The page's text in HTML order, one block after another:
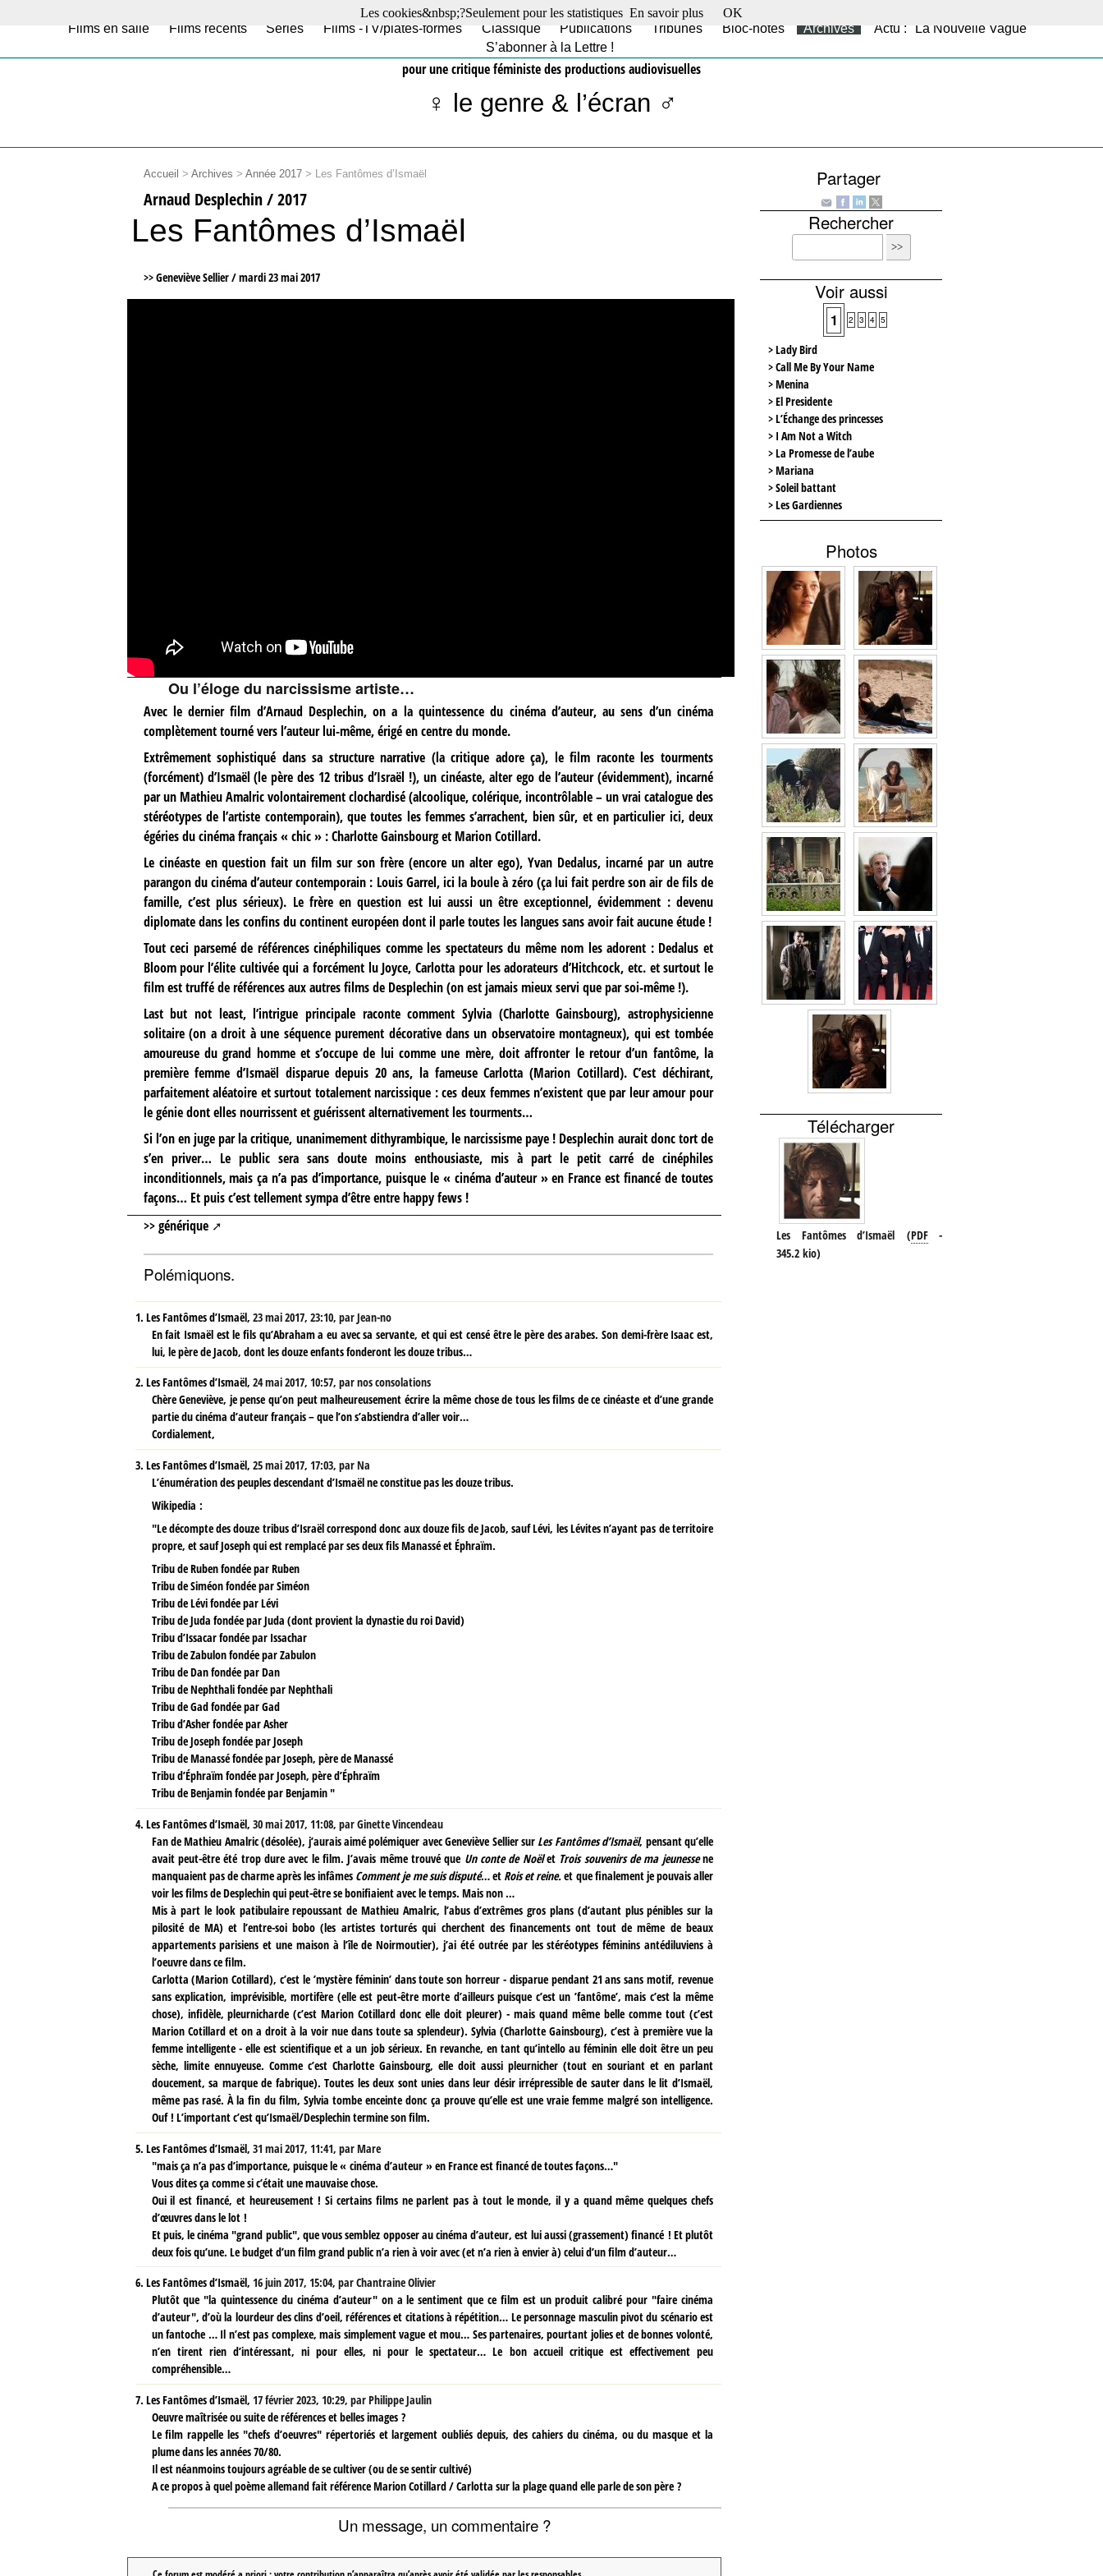
Films en salle Films récents Séries Films -TV/plates-formes Classique Publications Tribunes Bloc-notes Archives
Actu : "La Nouvelle Vague"
S’abonner à la Lettre !
pour une critique féministe des productions audiovisuelles
♀ le genre & l’écran ♂
Accueil > Archives > Année 2017> Les Fantômes d’Ismaël
Arnaud Desplechin / 2017
Les Fantômes d’Ismaël
>> Geneviève Sellier /mardi 23 mai 2017
Ou l’éloge du narcissisme artiste…
Avec le dernier film d’Arnaud Desplechin, on a la quintessence du cinéma d’auteur, au sens d’un cinéma
complètement tourné vers l’auteur lui-même, érigé en centre du monde.
Extrêmement sophistiqué dans sa structure narrative (la critique adore ça), le film raconte les tourments
(forcément) d’Ismaël (le père des 12 tribus d’Israël !), un cinéaste, alter ego de l’auteur (évidemment), incarné
par un Mathieu Amalric volontairement clochardisé (alcoolique, colérique, incontrôlable – un vrai catalogue des
stéréotypes de l’artiste contemporain), que toutes les femmes s’arrachent, bien sûr, et en particulier ici, deux
égéries du cinéma français « chic » : Charlotte Gainsbourg et Marion Cotillard.
Le cinéaste en question fait un film sur son frère (encore un alter ego), Yvan Dedalus, incarné par un autre
parangon du cinéma d’auteur contemporain : Louis Garrel, ici la boule à zéro (ça lui fait perdre son air de fils de
famille, c’est plus sérieux). Le frère en question est lui aussi un être exceptionnel, évidemment : devenu
diplomate dans les confins du continent européen dont il parle toutes les langues sans avoir fait aucune étude !
Tout ceci parsemé de références cinéphiliques comme les spectateurs du même nom les adorent : Dedalus et
Bloom pour l’élite cultivée qui a forcément lu Joyce, Carlotta pour les adorateurs d’Hitchcock, etc. et surtout le
film est truffé de références aux autres films de Desplechin (on est jamais mieux servi que par soi-même !).
Last but not least, l’intrigue principale raconte comment Sylvia (Charlotte Gainsbourg), astrophysicienne
solitaire (on a droit à une séquence purement décorative dans un observatoire montagneux), qui est tombée
amoureuse du grand homme et s’occupe de lui comme une mère, doit affronter le retour d’un fantôme, la
première femme d’Ismaël disparue depuis 20 ans, la fameuse Carlotta (Marion Cotillard). C’est déchirant,
parfaitement aléatoire et surtout totalement narcissique : ces deux femmes n’existent que par leur amour pour
le génie dont elles nourrissent et guérissent alternativement les tourments…
Si l’on en juge par la critique, unanimement dithyrambique, le narcissisme paye ! Desplechin aurait donc tort de
s’en priver… Le public sera sans doute moins enthousiaste, mis à part le petit carré de cinéphiles
inconditionnels, mais ça n’a pas d’importance, puisque le « cinéma d’auteur » en France est financé de toutes
façons… Et puis c’est tellement sympa d’être entre happy fews !
>> générique
Polémiquons.
1. Les Fantômes d’Ismaël, 23 mai 2017, 23:10, parJean-no
En fait Ismaël est le fils qu’Abraham a eu avec sa servante, et qui est censé être le père des arabes. Son demi-frère Isaac est,
lui, le père de Jacob, dont les douze enfants fonderont les douze tribus…
2. Les Fantômes d’Ismaël, 24 mai 2017, 10:57, parnos consolations
Chère Geneviève, je pense qu’on peut malheureusement écrire la même chose de tous les films de ce cinéaste et d’une grande
partie du cinéma d’auteur français – que l’on s’abstiendra d’aller voir…
Cordialement,
3. Les Fantômes d’Ismaël, 25 mai 2017, 17:03, parNa
L’énumération des peuples descendant d’Ismaël ne constitue pas les douze tribus.
Wikipedia :
"Le décompte des douze tribus d’Israël correspond donc aux douze fils de Jacob, sauf Lévi, les Lévites n’ayant pas de territoire
propre, et sauf Joseph qui est remplacé par ses deux fils Manassé et Éphraïm.
Tribu de Ruben fondée par Ruben
Tribu de Siméon fondée par Siméon
Tribu de Lévi fondée par Lévi
Tribu de Juda fondée par Juda (dont provient la dynastie du roi David)
Tribu d’Issacar fondée par Issachar
Tribu de Zabulon fondée par Zabulon
Tribu de Dan fondée par Dan
Tribu de Nephthali fondée par Nephthali
Tribu de Gad fondée par Gad
Tribu d’Asher fondée par Asher
Tribu de Joseph fondée par Joseph
Tribu de Manassé fondée par Joseph, père de Manassé
Tribu d’Éphraïm fondée par Joseph, père d’Éphraïm
Tribu de Benjamin fondée par Benjamin "
4. Les Fantômes d’Ismaël, 30 mai 2017, 11:08, parGinette Vincendeau
Fan de Mathieu Amalric (désolée), j’aurais aimé polémiquer avec Geneviève Sellier sur Les Fantômes d’Ismaël, pensant qu’elle
avait peut-être été trop dure avec le film. J’avais même trouvé que Un conte de Noëlet Trois souvenirs de ma jeunessene
manquaient pas de charme après les infâmes Comment je me suis disputé… et Rois et reine.et que finalement je pouvais aller
voir les films de Desplechin qui peut-être se bonifiaient avec le temps. Mais non …
Mis à part le look patibulaire repoussant de Mathieu Amalric, l’abus d’extrêmes gros plans (d’autant plus pénibles sur la
pilosité de MA) et l’entre-soi bobo (les artistes torturés qui cherchent des financements ont tout de même de beaux
appartements parisiens et une maison à l’île de Noirmoutier), j’ai été outrée par les stéréotypes féminins antédiluviens à
l’oeuvre dans ce film.
Carlotta (Marion Cotillard), c’est le ’mystère féminin’ dans toute son horreur - disparue pendant 21 ans sans motif, revenue
sans explication, imprévisible, mortifère (elle est peut-être morte d’ailleurs puisque c’est un ’fantôme’, mais c’est la même
chose), infidèle, pleurnicharde (c’est Marion Cotillard donc elle doit pleurer) - mais quand même belle comme tout (c’est
Marion Cotillard et on a droit à la voir nue dans toute sa splendeur). Sylvia (Charlotte Gainsbourg), c’est à première vue la
femme intelligente - elle est scientifique et a un job sérieux. En revanche, en tant qu’intello au féminin elle doit être un peu
sèche, limite ennuyeuse. Comme c’est Charlotte Gainsbourg, elle doit aussi pleurnicher (tout en souriant et en parlant
doucement, sa marque de fabrique). Toutes les deux sont unies dans leur désir irrépressible de sauter dans le lit d’Ismaël,
même pas rasé. À la fin du film, Sylvia tombe enceinte donc ça prouve qu’elle est une vraie femme malgré son intelligence.
Ouf ! L’important c’est qu’Ismaël/Desplechin termine son film.
5. Les Fantômes d’Ismaël, 31 mai 2017, 11:41, parMare
"mais ça n’a pas d’importance, puisque le « cinéma d’auteur » en France est financé de toutes façons…"
Vous dites ça comme si c’était une mauvaise chose.
Oui il est financé, et heureusement ! Si certains films ne parlent pas à tout le monde, il y a quand même quelques chefs
d’œuvres dans le lot !
Et puis, le cinéma "grand public", que vous semblez opposer au cinéma d’auteur, est lui aussi (grassement) financé ! Et plutôt
deux fois qu’une. Le budget d’un film grand public n’a rien à voir avec (et n’a rien à envier à) celui d’un film d’auteur…
6. Les Fantômes d’Ismaël, 16 juin 2017, 15:04, parChantraine Olivier
Plutôt que "la quintessence du cinéma d’auteur" on a le sentiment que ce film est un produit calibré pour "faire cinéma
d’auteur", d’où la lourdeur des clins d’oeil, références et citations à répétition… Le personnage masculin pivot du scénario est
un fantoche … Il n’est pas complexe, mais simplement vague et mou… Ses partenaires, pourtant jolies et de bonnes volonté,
n’en tirent rien d’intéressant, ni pour elles, ni pour le spectateur… Le bon accueil critique est effectivement peu
compréhensible…
7. Les Fantômes d’Ismaël, 17 février 2023, 10:29, parPhilippe Jaulin
Oeuvre maîtrisée ou suite de références et belles images ?
Le film rappelle les "chefs d’oeuvres" répertoriés et largement oubliés depuis, des cahiers du cinéma, ou du masque et la
plume dans les années 70/80.
Il est néanmoins toujours agréable de se cultiver (ou de se sentir cultivé)
A ce propos à quel poème allemand fait référence Marion Cotillard / Carlotta sur la plage quand elle parle de son père ?
Un message, un commentaire ?
Ce forum est modéré a priori : votre contribution n’apparaîtra qu’après avoir été validée par les responsables.
Partager
Rechercher
Voir aussi
1 2 3 4 5
> Lady Bird
> Call Me By Your Name
> Menina
> El Presidente
> L’Échange des princesses
> I Am Not a Witch
> La Promesse de l’aube
> Mariana
> Soleil battant
> Les Gardiennes
Photos
Télécharger
Les Fantômes d’Ismaël (PDF-
345.2 kio)
Les cookies&nbsp;?Seulement pour les statistiques En savoir plus OK